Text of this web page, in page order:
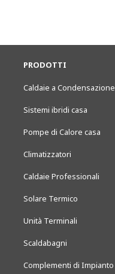
PRODOTTI
Caldaie a Condensazione
Sistemi ibridi casa
Pompe di Calore casa
Climatizzatori
Caldaie Professionali
Solare Termico
Unità Terminali
Scaldabagni
Complementi di Impianto